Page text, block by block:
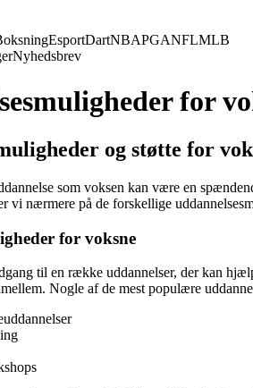
EsportDartNBAPGANFLMLB
Nyhedsbrev
for
og støtte for
som voksen kan være en
vi nærmere på de forskellige
for voksne
til en række uddannelser, der kan
Nogle af de mest populære